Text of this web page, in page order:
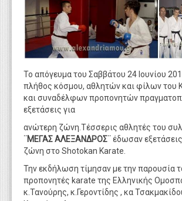
Το απόγευμα του Σαββάτου 24 Ιουνίου
πλήθος κόσμου, αθλητών και φίλων του
και συναδέλφων προπονητών
εξετάσεις για
ανώτερη ζώνη.Τέσσερις αθλητές του
¨ΜΕΓΑΣ ΑΛΕΞΑΝΔΡΟΣ¨έδωσαν
ζώνη στο Shotokan Karate.
Την εκδήλωση τίμησαν με την παρουσία
προπονητές karate της Ελληνικής
κ.Τανούρης, κ.Γεροντίδης , κα